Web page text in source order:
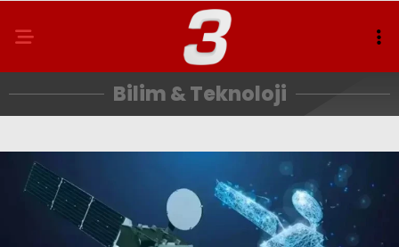
Bilim & Teknoloji